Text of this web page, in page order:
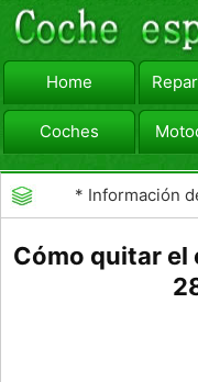
Home
Coches
viajar
* Información
Cómo quitar el